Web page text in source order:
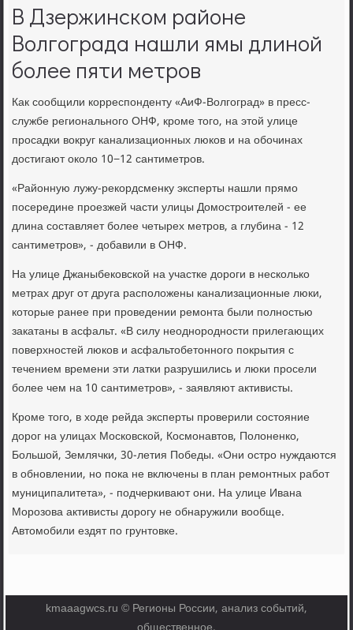
В Дзержинском районе
Волгограда нашли ямы длиной
более пяти метров
Как сообщили корреспонденту «АиФ-Волгоград» в пресс-
службе регионального ОНФ, кроме того, на этой улице
просадки вокруг канализационных люков и на обочинах
достигают около 10−12 сантиметров.
«Районную лужу-рекордсменку эксперты нашли прямо
посередине проезжей части улицы Домостроителей - ее
длина составляет более четырех метров, а глубина - 12
сантиметров», - добавили в ОНФ.
На улице Джаныбековской на участке дороги в несколько
метрах друг от друга расположены канализационные люки,
которые ранее при проведении ремонта были полностью
закатаны в асфальт. «В силу неоднородности прилегающих
поверхностей люков и асфальтобетонного покрытия с
течением времени эти латки разрушились и люки просели
более чем на 10 сантиметров», - заявляют активисты.
Кроме того, в ходе рейда эксперты проверили состояние
дорог на улицах Московской, Космонавтов, Полоненко,
Большой, Землячки, 30-летия Победы. «Они остро нуждаются
в обновлении, но пока не включены в план ремонтных работ
муниципалитета», - подчеркивают они. На улице Ивана
Морозова активисты дорогу не обнаружили вообще.
Автомобили ездят по грунтовке.
kmaaagwcs.ru © Регионы России, анализ событий,